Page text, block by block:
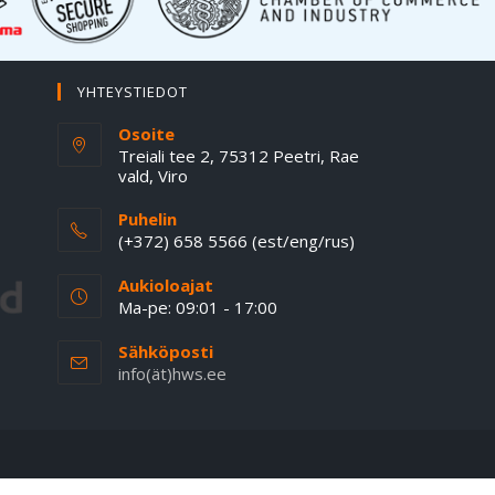
YHTEYSTIEDOT
Osoite
Treiali tee 2, 75312 Peetri, Rae
vald, Viro
Puhelin
(+372) 658 5566 (est/eng/rus)
Aukioloajat
Ma-pe: 09:01 - 17:00
Sähköposti
info(ät)hws.ee